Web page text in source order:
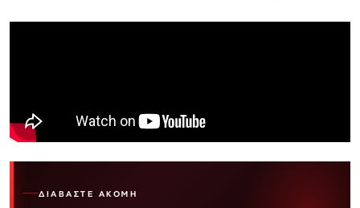
ΔΙΑΒΆΣΤΕ ΑΚΌΜΗ